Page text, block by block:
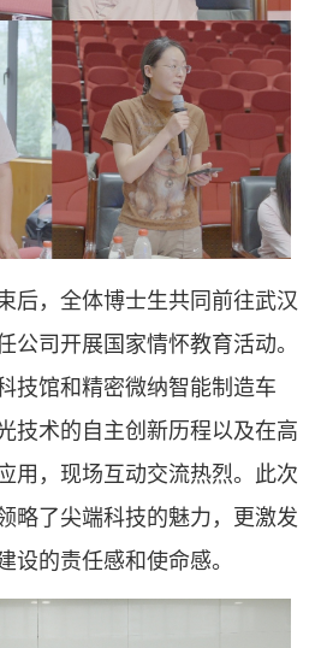
后，全体博士生共同前往武汉
公司开展国家情怀教育活动。
技馆和精密微纳智能制造车
技术的自主创新历程以及在高
用，现场互动交流热烈。此次
略了尖端科技的魅力，更激发
设的责任感和使命感。